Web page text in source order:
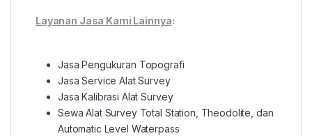
Layanan Jasa Kami Lainnya:
Jasa Pengukuran Topografi
Jasa Service Alat Survey
Jasa Kalibrasi Alat Survey
Sewa Alat Survey Total Station, Theodolite, dan
Automatic Level Waterpass